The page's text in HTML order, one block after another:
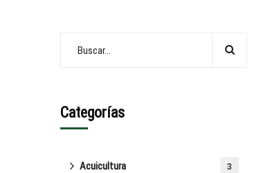
Categorías
Acuicultura 3